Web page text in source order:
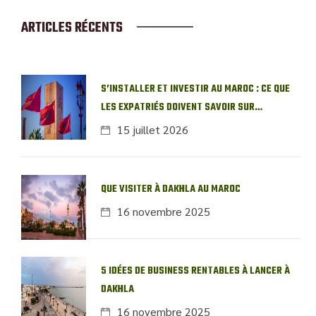
ARTICLES RÉCENTS
S’INSTALLER ET INVESTIR AU MAROC : CE QUE
LES EXPATRIÉS DOIVENT SAVOIR SUR
L’IMMOBILIER LOCAL
15 juillet 2026
QUE VISITER À DAKHLA AU MAROC
16 novembre 2025
5 IDÉES DE BUSINESS RENTABLES À LANCER À
DAKHLA
16 novembre 2025